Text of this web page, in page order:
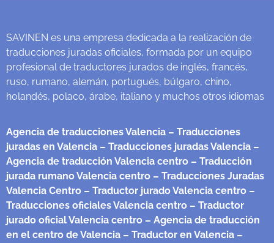
SAVINEN es una empresa dedicada a la realización de
traducciones juradas oficiales, formada por un equipo
profesional de traductores jurados de inglés, francés,
ruso, rumano, alemán, portugués, búlgaro, chino,
holandés, polaco, árabe, italiano y muchos otros idiomas
Agencia de traducciones Valencia – Traducciones
juradas en Valencia – Traducciones juradas Valencia –
Agencia de traducción Valencia centro – Traducción
jurada rumano Valencia centro – Traducciones Juradas
Valencia Centro – Traductor jurado Valencia centro –
Traducciones oficiales Valencia centro – Traductor
jurado oficial Valencia centro – Agencia de traducción
en el centro de Valencia – Traductor en Valencia –